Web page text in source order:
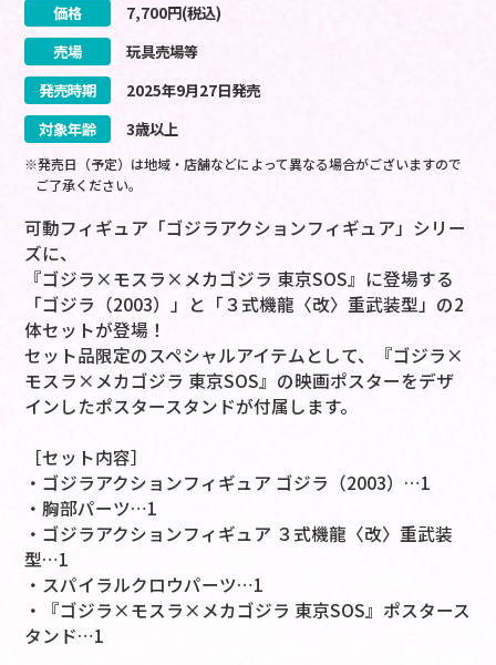
価格 7,700円(税込)
売場
玩具売場等
発売時期
2025年9月27日発売
対象年齢
3歳以上
※発売日（予定）は地域・店舗などによって異なる場合がございますので
ご了承ください。
可動フィギュア「ゴジラアクションフィギュア」シリー
ズに、
『ゴジラ×モスラ×メカゴジラ 東京SOS』に登場する
「ゴジラ（2003）」と「３式機龍〈改〉重武装型」の2
体セットが登場！
セット品限定のスペシャルアイテムとして、『ゴジラ×
モスラ×メカゴジラ 東京SOS』の映画ポスターをデザ
インしたポスタースタンドが付属します。
［セット内容］
・ゴジラアクションフィギュア ゴジラ（2003）…1
・胸部パーツ…1
・ゴジラアクションフィギュア ３式機龍〈改〉重武装
型…1
・スパイラルクロウパーツ…1
・『ゴジラ×モスラ×メカゴジラ 東京SOS』ポスタース
タンド…1